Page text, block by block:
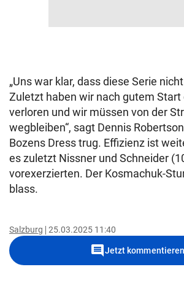
„Uns war klar, dass diese Serie
Zuletzt haben wir nach gutem
verloren und wir müssen von der
wegbleiben“, sagt Dennis
Bozens Dress trug. Effizienz ist
es zuletzt Nissner und Schneider
vorexerzierten. Der Kosmachuk-
blass.
Salzburg 25.03.2025 11:40
commentJetzt kommentieren